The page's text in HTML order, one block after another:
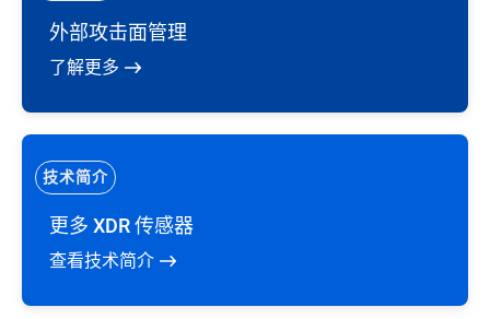
外部攻击面管理
了解更多
技术简介
更多 XDR 传感器
查看技术简介